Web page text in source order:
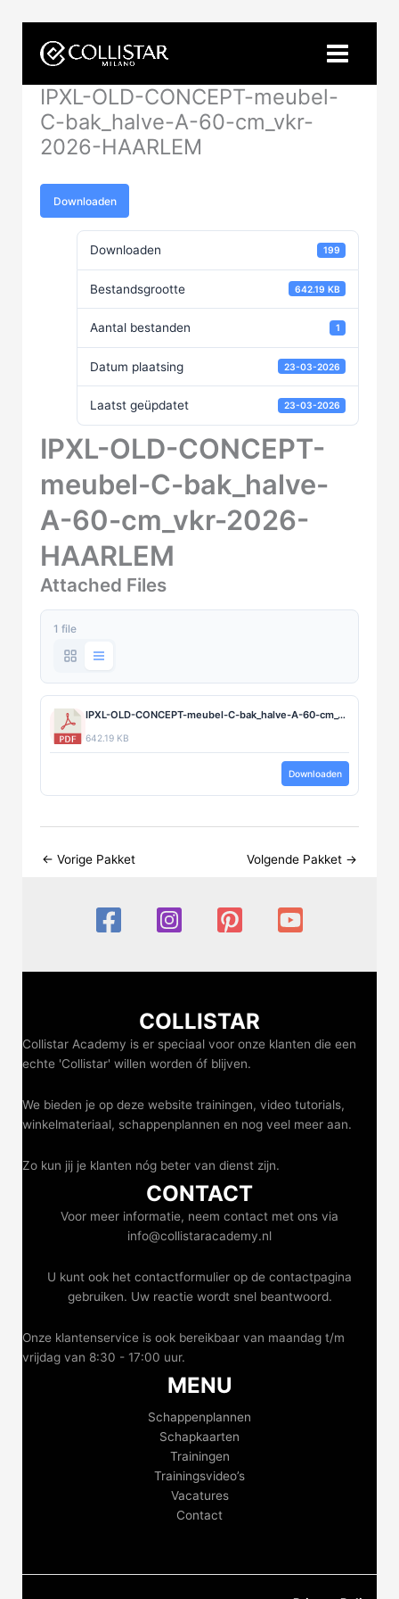
naar
inhoudIPXL-OLD-CONCEPT-meubel-
C-bak_halve-A-60-cm_vkr-
2026-HAARLEM
Downloaden
Downloaden 199
Bestandsgrootte 642.19 KB
Aantal bestanden 1
Datum plaatsing 23-03-2026
Laatst geüpdatet 23-03-2026
IPXL-OLD-CONCEPT-
meubel-C-bak_halve-
A-60-cm_vkr-2026-
HAARLEM
Attached Files
1 file
IPXL-OLD-CONCEPT-meubel-C-bak_halve-A-60-cm_vkr-2026-HAARLEM.pdf
642.19 KB
Downloaden
← Vorige Pakket Volgende Pakket →
COLLISTAR
Collistar Academy is er speciaal voor onze klanten die een
echte 'Collistar' willen worden óf blijven.
We bieden je op deze website trainingen, video tutorials,
winkelmateriaal, schappenplannen en nog veel meer aan.
Zo kun jij je klanten nóg beter van dienst zijn.
CONTACT
Voor meer informatie, neem contact met ons via
info@collistaracademy.nl
U kunt ook het contactformulier op de contactpagina
gebruiken. Uw reactie wordt snel beantwoord.
Onze klantenservice is ook bereikbaar van maandag t/m
vrijdag van 8:30 - 17:00 uur.
MENU
Schappenplannen
Schapkaarten
Trainingen
Trainingsvideo’s
Vacatures
Contact